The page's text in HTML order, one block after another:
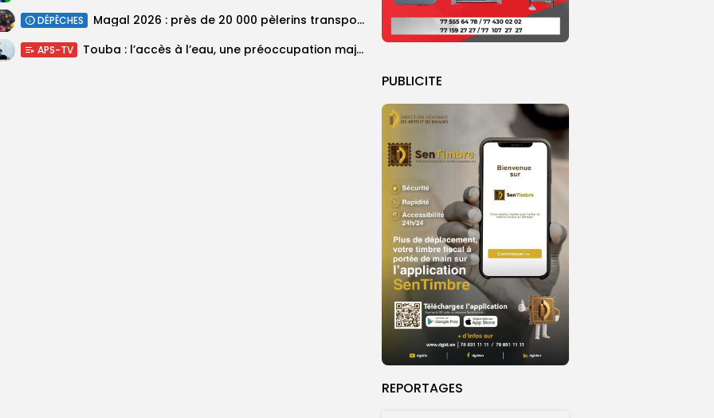
PUBLICITE
REPORTAGES
DÉPÊCHES Magal 2026 : près de 20 000 pèlerins transportés vers Touba en...
APS-TV Touba : l’accès à l’eau, une préoccupation majeure avant le Grand Magal